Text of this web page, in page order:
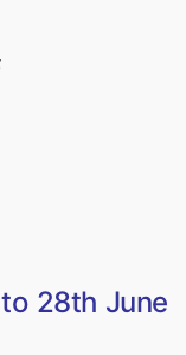
28th June